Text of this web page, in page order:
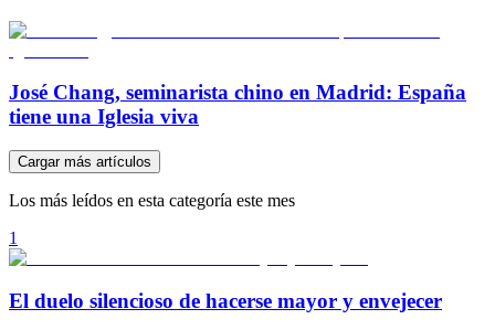
José Chang, seminarista chino en Madrid: España
tiene una Iglesia viva
Cargar más artículos
Los más leídos en esta categoría este mes
1
El duelo silencioso de hacerse mayor y envejecer